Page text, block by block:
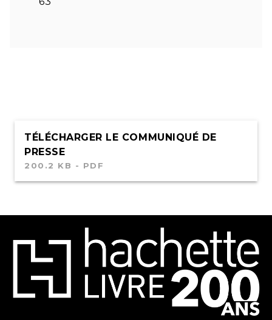
TÉLÉCHARGER LE COMMUNIQUÉ DE
PRESSE
200.2 KB - PDF